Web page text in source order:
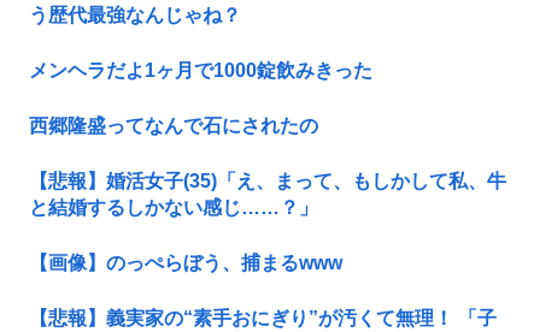
う歴代最強なんじゃね？
メンヘラだよ1ヶ月で1000錠飲みきった
西郷隆盛ってなんで石にされたの
【悲報】婚活女子(35)「え、まって、もしかして私、牛
と結婚するしかない感じ……？」
【画像】のっぺらぼう、捕まるwww
【悲報】義実家の“素手おにぎり”が汚くて無理！ 「子